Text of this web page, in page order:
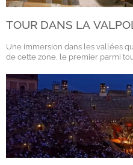
TOUR DANS LA
Une immersion dans les vallées
de cette zone, le premier parmi